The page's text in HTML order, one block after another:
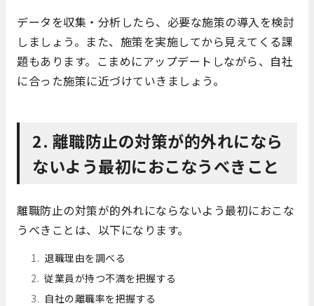
データを収集・分析したら、必要な施策の導入を検討
しましょう。また、施策を実施してから見えてくる課
題もあります。こまめにアップデートしながら、自社
に合った施策に近づけていきましょう。
2. 離職防止の対策が的外れになら
ないよう最初におこなうべきこと
離職防止の対策が的外れにならないよう最初におこな
うべきことは、以下になります。
退職理由を調べる
従業員が持つ不満を把握する
自社の離職率を把握する